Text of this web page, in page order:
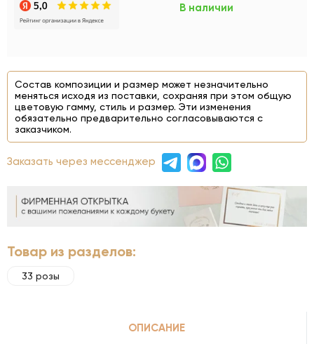
В наличии
Состав композиции и размер может незначительно
меняться исходя из поставки, сохраняя при этом общую
цветовую гамму, стиль и размер. Эти изменения
обязательно предварительно согласовываются с
заказчиком.
Заказать через мессенджер
Товар из разделов:
33 розы
ОПИСАНИЕ